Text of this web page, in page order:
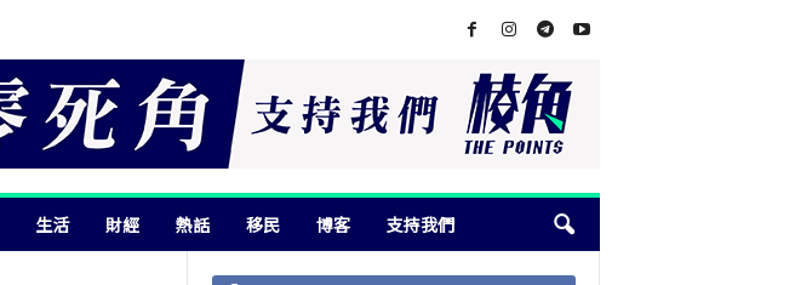
生活 財經 熱話 移民 博客 支持我們